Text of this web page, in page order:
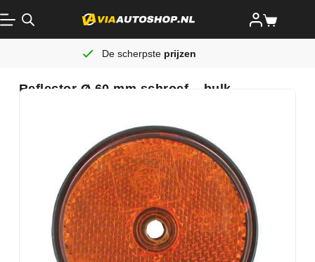
De scherpste prijzen
Reflector Ø 60 mm schroef – bulk